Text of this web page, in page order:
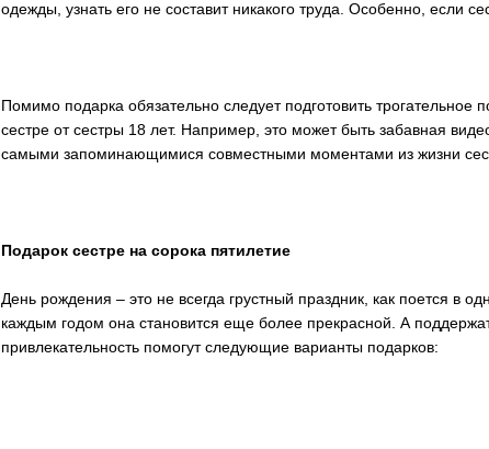
одежды, узнать его не составит никакого труда. Особенно, если
Помимо подарка обязательно следует подготовить трогательное
сестре от сестры 18 лет. Например, это может быть забавная
самыми запоминающимися совместными моментами из жизни
Подарок сестре на сорока пятилетие
День рождения – это не всегда грустный праздник, как поется в
каждым годом она становится еще более прекрасной. А
привлекательность помогут следующие варианты подарков: